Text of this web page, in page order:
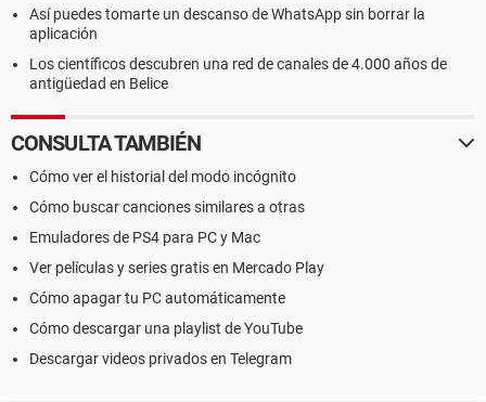
Así puedes tomarte un descanso de WhatsApp sin borrar la
aplicación
Los científicos descubren una red de canales de 4.000 años de
antigüedad en Belice
CONSULTA TAMBIÉN
Cómo ver el historial del modo incógnito
Cómo buscar canciones similares a otras
Emuladores de PS4 para PC y Mac
Ver películas y series gratis en Mercado Play
Cómo apagar tu PC automáticamente
Cómo descargar una playlist de YouTube
Descargar videos privados en Telegram